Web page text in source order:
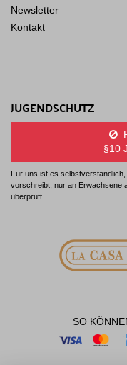
Newsletter
Kontakt
JUGENDSCHUTZ
§10
Für uns ist es
vorschreibt, nur an Erwachsene
überprüft.
SO